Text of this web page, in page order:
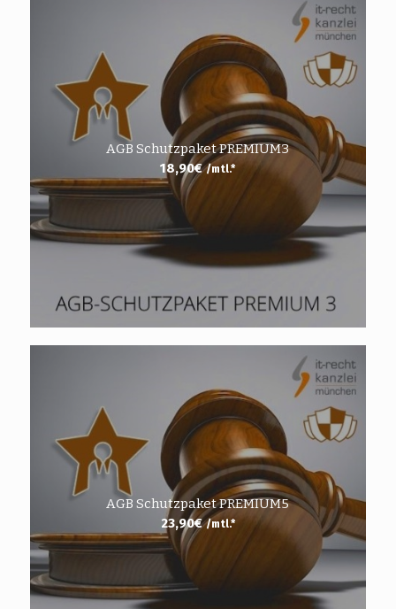
AGB Schutzpaket PREMIUM3
18,90€ /mtl.*
AGB Schutzpaket PREMIUM5
23,90€ /mtl.*